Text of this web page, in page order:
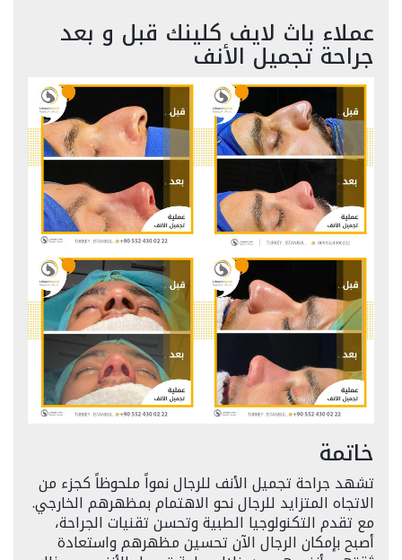
عملاء باث لايف كلينك قبل و بعد
جراحة تجميل الأنف
خاتمة
تشهد جراحة تجميل الأنف للرجال نمواً ملحوظاً كجزء من
الاتجاه المتزايد للرجال نحو الاهتمام بمظهرهم الخارجي.
مع تقدم التكنولوجيا الطبية وتحسن تقنيات الجراحة،
أصبح بإمكان الرجال الآن تحسين مظهرهم واستعادة